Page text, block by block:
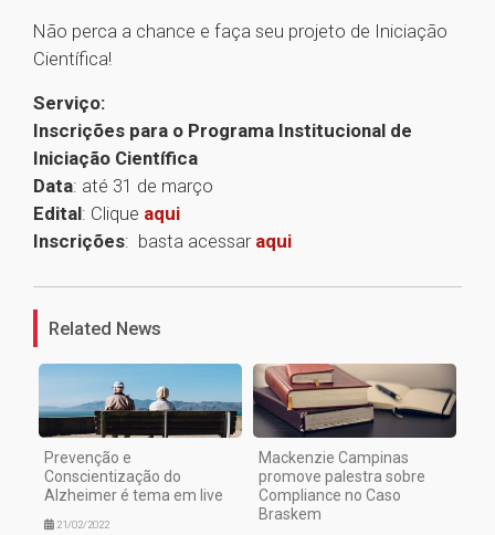
Não perca a chance e faça seu projeto de Iniciação
Científica!
Serviço:
Inscrições para o Programa Institucional de
Iniciação Científica
Data: até 31 de março
Edital: Clique aqui
Inscrições: basta acessar aqui
1
Related News
Prevenção e
Conscientização do
Alzheimer é tema em live
21/02/2022
Mackenzie Campinas
promove palestra sobre
Compliance no Caso
Braskem